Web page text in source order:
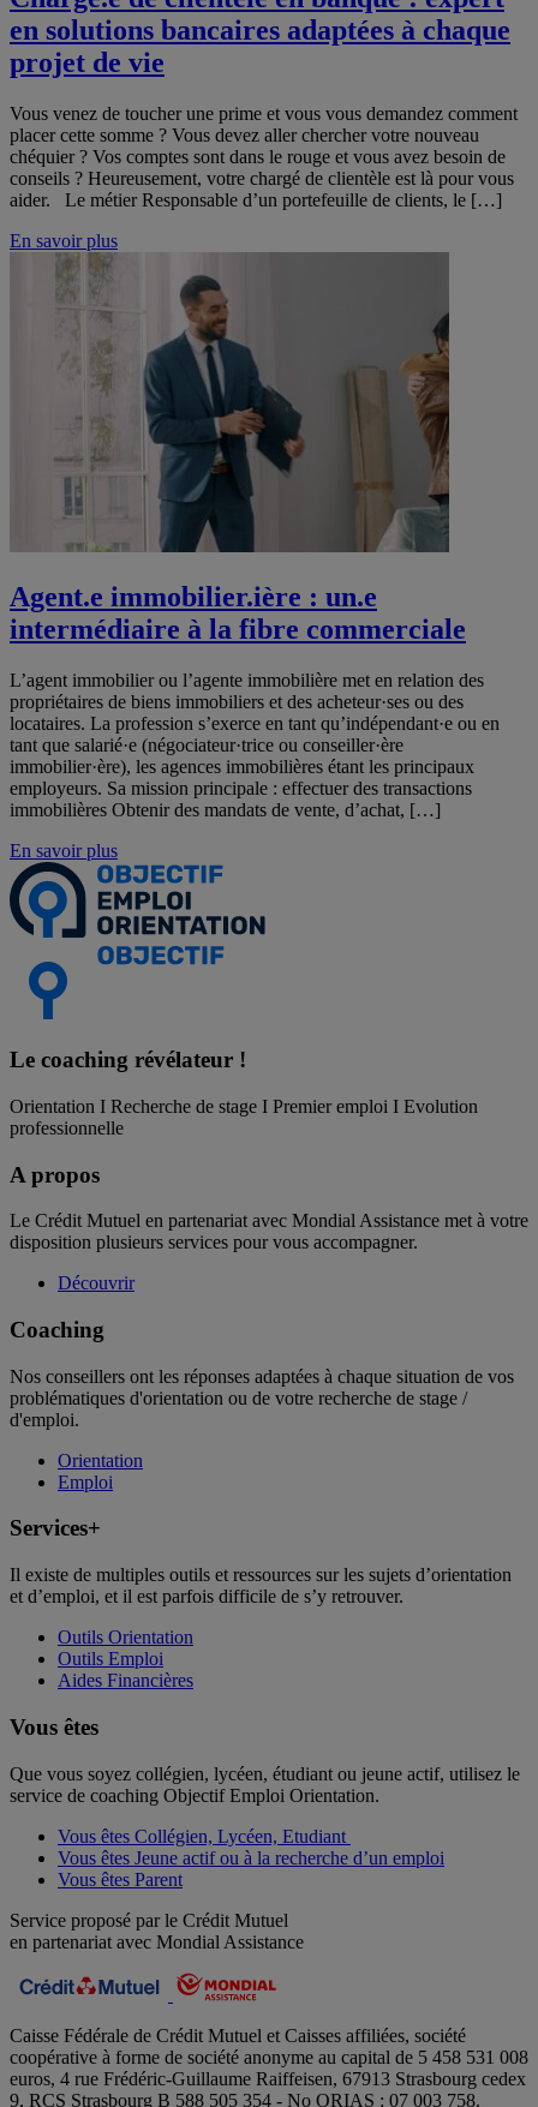
en solutions bancaires adaptées à chaque
projet de vie
Vous venez de toucher une prime et vous vous demandez comment
placer cette somme ? Vous devez aller chercher votre nouveau
chéquier ? Vos comptes sont dans le rouge et vous avez besoin de
conseils ? Heureusement, votre chargé de clientèle est là pour vous
aider. Le métier Responsable d’un portefeuille de clients, le […]
En savoir plus
Agent.e immobilier.ière : un.e
intermédiaire à la fibre commerciale
L’agent immobilier ou l’agente immobilière met en relation des
propriétaires de biens immobiliers et des acheteur·ses ou des
locataires. La profession s’exerce en tant qu’indépendant·e ou en
tant que salarié·e (négociateur·trice ou conseiller·ère
immobilier·ère), les agences immobilières étant les principaux
employeurs. Sa mission principale : effectuer des transactions
immobilières Obtenir des mandats de vente, d’achat, […]
En savoir plus
Le coaching révélateur !
Orientation I Recherche de stage I Premier emploi I Evolution
professionnelle
A propos
Le Crédit Mutuel en partenariat avec Mondial Assistance met à votre
disposition plusieurs services pour vous accompagner.
Découvrir
Coaching
Nos conseillers ont les réponses adaptées à chaque situation de vos
problématiques d'orientation ou de votre recherche de stage /
d'emploi.
Orientation
Emploi
Services+
Il existe de multiples outils et ressources sur les sujets d’orientation
et d’emploi, et il est parfois difficile de s’y retrouver.
Outils Orientation
Outils Emploi
Aides Financières
Vous êtes
Que vous soyez collégien, lycéen, étudiant ou jeune actif, utilisez le
service de coaching Objectif Emploi Orientation.
Vous êtes Collégien, Lycéen, Etudiant
Vous êtes Jeune actif ou à la recherche d’un emploi
Vous êtes Parent
Service proposé par le Crédit Mutuel
en partenariat avec Mondial Assistance
Caisse Fédérale de Crédit Mutuel et Caisses affiliées, société
coopérative à forme de société anonyme au capital de 5 458 531 008
euros, 4 rue Frédéric-Guillaume Raiffeisen, 67913 Strasbourg cedex
9, RCS Strasbourg B 588 505 354 - No ORIAS : 07 003 758.